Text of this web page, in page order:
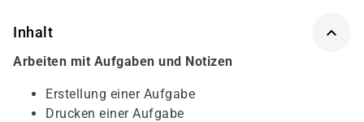
Inhalt
Arbeiten mit Aufgaben und Notizen
Erstellung einer Aufgabe
Drucken einer Aufgabe